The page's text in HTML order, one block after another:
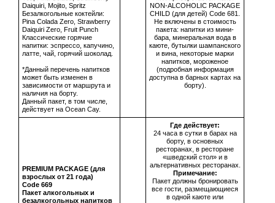
Daiquiri, Mojito, Spritz
Безалкогольные коктейли:
Pina Colada Zero, Strawberry
Daiquiri Zero, Fruit Punch
Классические горячие
напитки: эспрессо, капучино,
латте, чай, горячий шоколад.
*Данный перечень напитков
может быть изменен в
зависимости от маршрута и
наличия на борту.
Данный пакет, в том числе,
действует на Ocean Cay.
NON-ALCOHOLIC PACKAGE
CHILD (для детей) Code 681.
Не включены в стоимость
пакета: напитки из мини-
бара, минеральная вода в
каюте, бутылки шампанского
и вина, некоторые марки
напитков, мороженое
(подробная информация
доступна в барных картах на
борту).
PREMIUM PACKAGE (для
взрослых от 21 года)
Сode 669
Пакет алкогольных и
безалкогольных напитков
Где действует:
24 часа в сутки в барах на
борту, в основных
ресторанах, в ресторане
«шведский стол» и в
альтернативных ресторанах.
Примечание:
Пакет должны бронировать
все гости, размещающиеся
в одной каюте или